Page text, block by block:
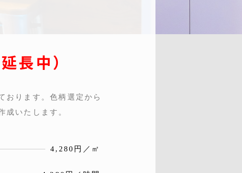
長中）
おります。色柄選定から
成いたします。
4,280円／㎡